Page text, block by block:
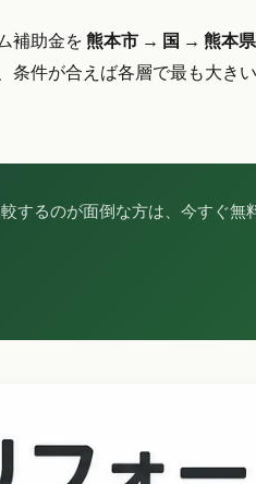
補助金を 熊本市 → 国 → 熊本県
条件が合えば各層で最も大き
するのが面倒な方は、今すぐ無